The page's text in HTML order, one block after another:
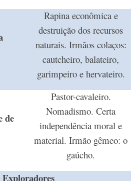
Rapina econômica e
destruição dos recursos
naturais. Irmãos colaços:
cautcheiro, balateiro,
garimpeiro e hervateiro.
de
Pastor-cavaleiro.
Nomadismo. Certa
independência moral e
material. Irmão gêmeo: o
gaúcho.